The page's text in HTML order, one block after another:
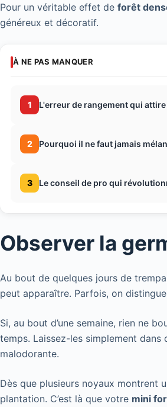
Pour un véritable effet de forêt
généreux et décoratif.
À NE PAS MANQUER
1 L'erreur de rangement qui
2 Pourquoi il ne faut jamais
3 Le conseil de pro qui
Observer la
Au bout de quelques jours de
peut apparaître. Parfois, on
Si, au bout d’une semaine, rien ne
temps. Laissez-les simplement dans
malodorante.
Dès que plusieurs noyaux montrent
plantation. C’est là que votre mini